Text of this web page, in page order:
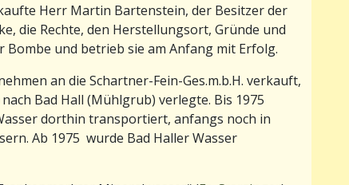
Herr Martin Bartenstein, der Besitzer der
die Rechte, den Herstellungsort, Gründe und
Bombe und betrieb sie am Anfang mit Erfolg.
an die Schartner-Fein-Ges.m.b.H. verkauft,
Bad Hall (Mühlgrub) verlegte. Bis 1975
dorthin transportiert, anfangs noch in
Ab 1975 wurde Bad Haller Wasser